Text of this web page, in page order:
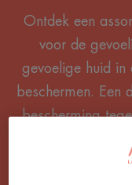
Ontdek een
voor de
gevoelige huid in
beschermen. Een
bescherming
en een